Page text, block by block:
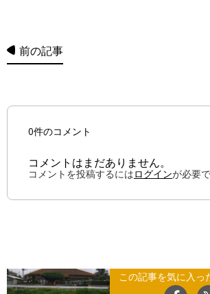
前の記事
0件のコメント
コメントはまだありません。
コメントを投稿するにはログインが必要で
この記事を気に入っ